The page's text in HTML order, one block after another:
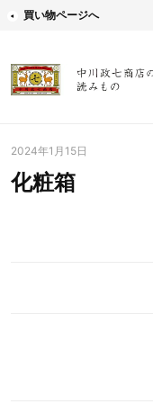
買い物ページへ
2024年1月15日
化粧箱